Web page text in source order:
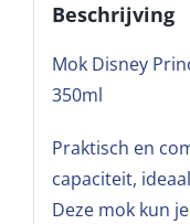
Beschrijving
Mok Disney
350ml
Praktisch en
capaciteit,
Deze mok kun